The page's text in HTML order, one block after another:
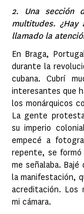
2. Una sección
multitudes.
llamado la
En Braga,
durante la
cubana. Cubrí
interesantes que
los monárquicos
La gente
su imperio
empecé a
repente, se
me señalaba.
la manifestación,
acreditación. Los
mi cámara.